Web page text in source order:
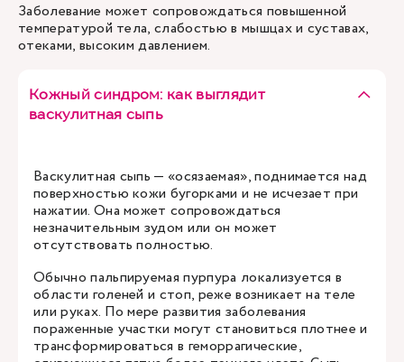
Заболевание может сопровождаться повышенной
температурой тела, слабостью в мышцах и суставах,
отеками, высоким давлением.
Кожный синдром: как выглядит
васкулитная сыпь
Васкулитная сыпь — «осязаемая», поднимается над
поверхностью кожи бугорками и не исчезает при
нажатии. Она может сопровождаться
незначительным зудом или он может
отсутствовать полностью.
Обычно пальпируемая пурпура локализуется в
области голеней и стоп, реже возникает на теле
или руках. По мере развития заболевания
пораженные участки могут становиться плотнее и
трансформироваться в геморрагические,